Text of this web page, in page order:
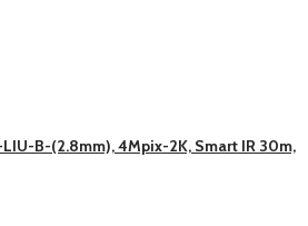
B-(2.8mm), 4Mpix-2K, Smart IR 30m,